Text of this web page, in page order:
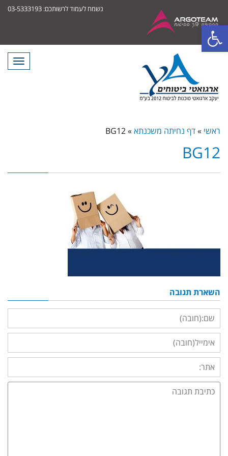
פתח סרגל נגישות
נשמח לעמוד לרשותכם: 03-5333193
ראשי »דף נחיתה משכנתא »
BG12
BG12
השארת תגובה